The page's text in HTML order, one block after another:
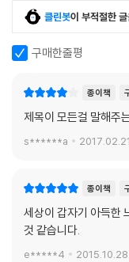
남의 눈을 잠깐 속이는
의 지주’다. 마음의 지주
보완하기 위해 노력하는
적극적인 의지가 있기
을 인정할 줄도 안다. 나
심을 가지고 사랑할 줄 안
자, 나는 마음의 지주가
한 자신만의 마음의 지주
클린봇이 부적절한
구매한줄평
종이책
제목이 모든걸 말해주
s******a
종이책
세상이 갑자기 아득한
것 같습니다.
e*****4 2015.10.28.